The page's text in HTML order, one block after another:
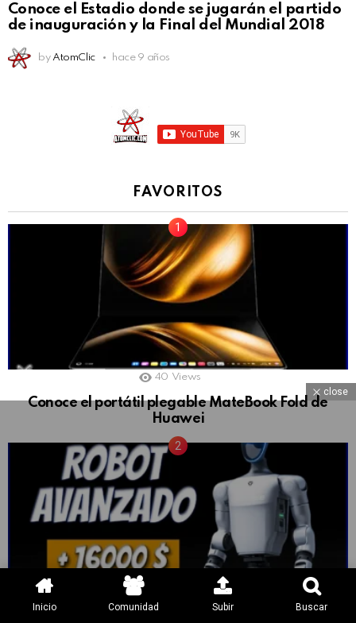
Conoce el Estadio donde se jugarán el partido
de inauguración y la Final del Mundial 2018
by AtomClic hace 9 años
FAVORITOS
40 Views
Conoce el portátil plegable MateBook Fold de
Huawei
close
Inicio Comunidad Subir Buscar